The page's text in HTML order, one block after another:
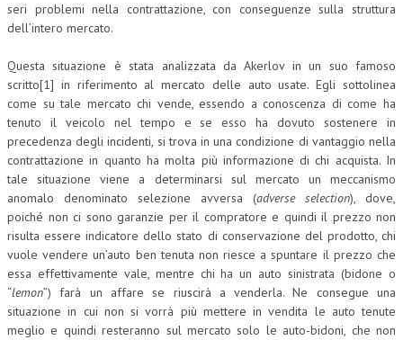
AMMINISTRATIVA
EUROPEA
COSTITUZIONALE
CIVILE
TRIBUTARIA
PENALE
NEWS
ARCHIVIO EVENTI (FINO AL 2022)
seri problemi nella contrattazione, con conseguenze sulla struttura
dell’intero mercato.
Questa situazione è stata analizzata da Akerlov in un suo famoso
scritto[1] in riferimento al mercato delle auto usate. Egli sottolinea
come su tale mercato chi vende, essendo a conoscenza di come ha
tenuto il veicolo nel tempo e se esso ha dovuto sostenere in
precedenza degli incidenti, si trova in una condizione di vantaggio nella
contrattazione in quanto ha molta più informazione di chi acquista. In
tale situazione viene a determinarsi sul mercato un meccanismo
anomalo denominato selezione avversa (adverse selection), dove,
poiché non ci sono garanzie per il compratore e quindi il prezzo non
risulta essere indicatore dello stato di conservazione del prodotto, chi
vuole vendere un’auto ben tenuta non riesce a spuntare il prezzo che
essa effettivamente vale, mentre chi ha un auto sinistrata (bidone o
“lemon”) farà un affare se riuscirà a venderla. Ne consegue una
situazione in cui non si vorrà più mettere in vendita le auto tenute
meglio e quindi resteranno sul mercato solo le auto-bidoni, che non